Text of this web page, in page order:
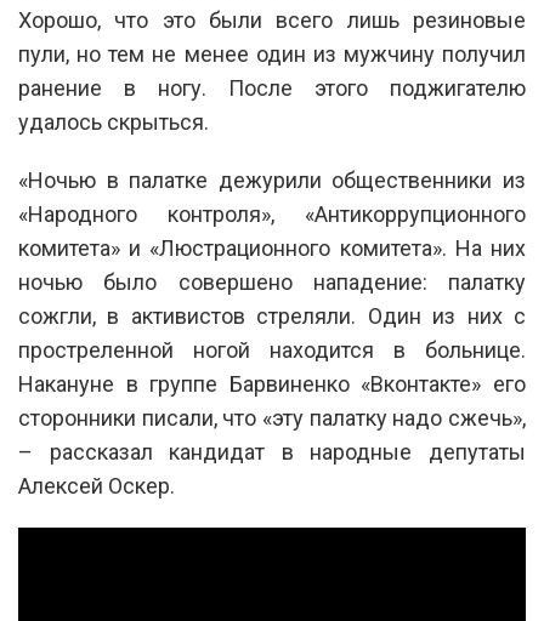
Хорошо, что это были всего лишь резиновые
пули, но тем не менее один из мужчину получил
ранение в ногу. После этого поджигателю
удалось скрыться.
«Ночью в палатке дежурили общественники из
«Народного контроля», «Антикоррупционного
комитета» и «Люстрационного комитета». На них
ночью было совершено нападение: палатку
сожгли, в активистов стреляли. Один из них с
простреленной ногой находится в больнице.
Накануне в группе Барвиненко «Вконтакте» его
сторонники писали, что «эту палатку надо сжечь»,
– рассказал кандидат в народные депутаты
Алексей Оскер.